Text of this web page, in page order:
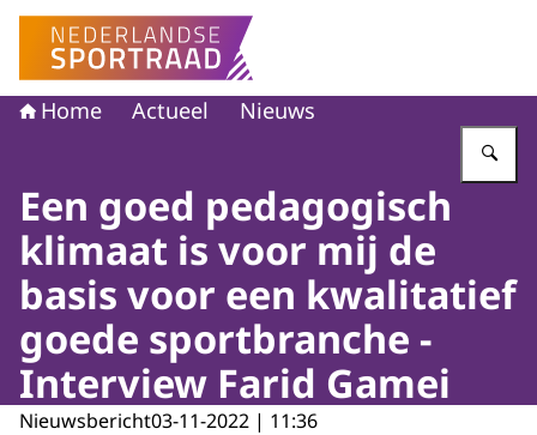
Naar de homepage van Nederlandse Sportraad
Home Actueel Nieuws
Een goed pedagogisch
klimaat is voor mij de
basis voor een kwalitatief
goede sportbranche -
Interview Farid Gamei
Nieuwsbericht03-11-2022 | 11:36